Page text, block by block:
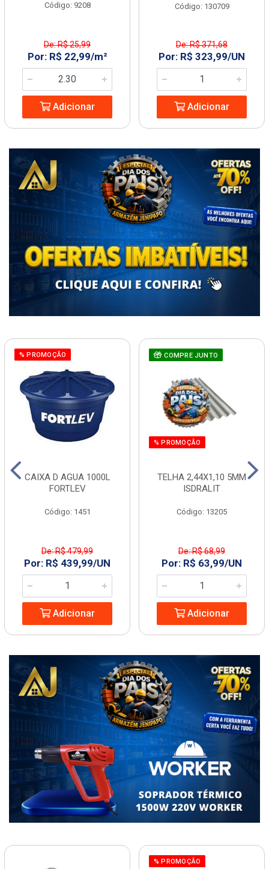
Código: 9208
De: R$ 25,99
Por: R$ 22,99/m²
Adicionar
Código: 130709
De: R$ 371,68
Por: R$ 323,99/UN
Adicionar
% PROMOÇÃO
CAIXA D AGUA 1000L
FORTLEV
Código: 1451
De: R$ 479,99
Por: R$ 439,99/UN
Adicionar
COMPRE JUNTO
% PROMOÇÃO
TELHA 2,44X1,10 5MM
ISDRALIT
Código: 13205
De: R$ 68,99
Por: R$ 63,99/UN
Adicionar
% PROMOÇÃO